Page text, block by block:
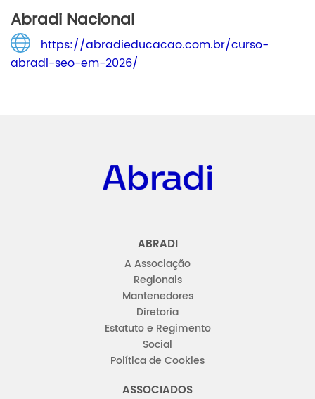
Abradi Nacional
https://abradieducacao.com.br/curso-
abradi-seo-em-2026/
ABRADI
A Associação
Regionais
Mantenedores
Diretoria
Estatuto e Regimento
Social
Política de Cookies
ASSOCIADOS